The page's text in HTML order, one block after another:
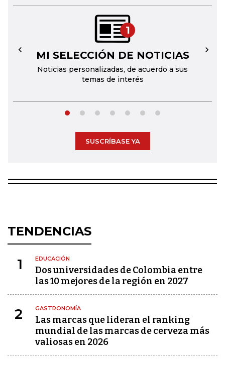
1
MI SELECCIÓN DE NOTICIAS
Noticias personalizadas, de acuerdo a sus
temas de interés
← →
SUSCRÍBASE YA
TENDENCIAS
1 EDUCACIÓN
Dos universidades de Colombia entre
las 10 mejores de la región en 2027
2 GASTRONOMÍA
Las marcas que lideran el ranking
mundial de las marcas de cerveza más
valiosas en 2026